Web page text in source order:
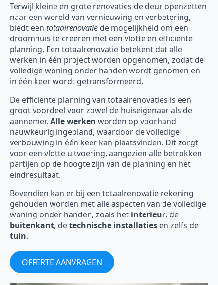
Terwijl kleine en grote renovaties de deur openzetten
naar een wereld van vernieuwing en verbetering,
biedt een totaalrenovatie de mogelijkheid om een
droomhuis te creëren met een vlotte en efficiënte
planning. Een totaalrenovatie betekent dat alle
werken in één project worden opgenomen, zodat de
volledige woning onder handen wordt genomen en
in één keer wordt getransformeerd.
De efficiënte planning van totaalrenovaties is een
groot voordeel voor zowel de huiseigenaar als de
aannemer. Alle werken worden op voorhand
nauwkeurig ingepland, waardoor de volledige
verbouwing in één keer kan plaatsvinden. Dit zorgt
voor een vlotte uitvoering, aangezien alle betrokken
partijen op de hoogte zijn van de planning en het
eindresultaat.
Bovendien kan er bij een totaalrenovatie rekening
gehouden worden met alle aspecten van de volledige
woning onder handen, zoals het interieur, de
buitenkant, detechnische installaties en zelfs de
tuin.
OFFERTE AANVRAGEN